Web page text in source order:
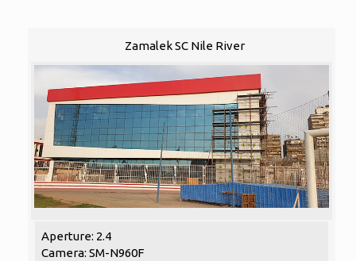
Zamalek SC Nile River
Aperture: 2.4
Camera: SM-N960F